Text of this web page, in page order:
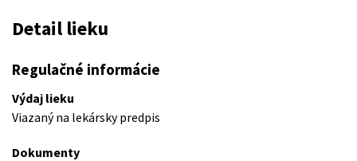
Detail lieku
Regulačné informácie
Výdaj lieku
Viazaný na lekársky predpis
Dokumenty